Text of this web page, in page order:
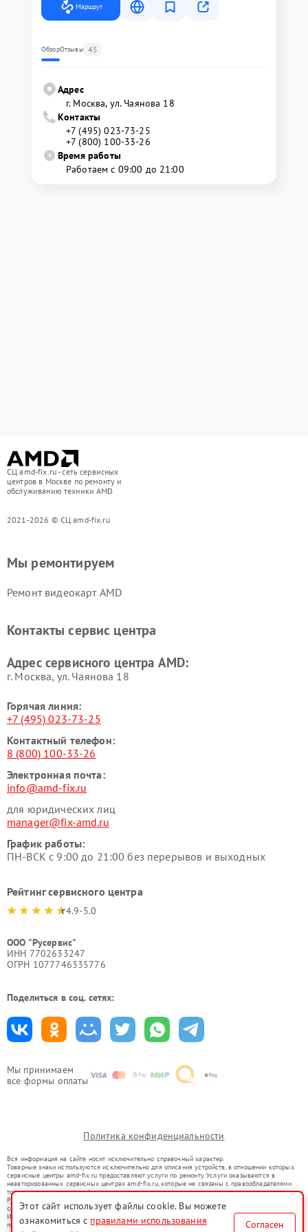
Маршрут
ОбзорОтзывы 45
Адрес
г. Москва, ул. Чаянова 18
Контакты
+7 (495) 023-73-25
+7 (800) 100-33-26
Время работы
Работаем с 09:00 до 21:00
СЦ amd-fix.ru - сеть сервисных
центров в Москве по ремонту и
обслуживанию техники AMD
2021-2026 © СЦ amd-fix.ru
Мы принимаем
все формы оплаты
Мы ремонтируем
Ремонт видеокарт AMD
Контакты сервис центра
Адрес сервисного центра AMD:
г. Москва, ул. Чаянова 18
Горячая линия:
+7 (495) 023-73-25
Контактный телефон:
8 (800) 100-33-26
Электронная почта:
info@amd-fix.ru
для юридических лиц
manager@fix-amd.ru
График работы:
ПН-ВСК с 9:00 до 21:00 без перерывов и выходных
Рейтинг сервисного центра
4.9-5.0
ООО "Русервис"
ИНН 7702633247
ОГРН 1077746335776
Поделиться в соц. сетях:
Политика конфиденциальности
Вся информация на сайте носит исключительно справочный характер.
Товарные знаки используются исключительно для описания устройств, в отношении которых
сервисные центры amd-fix.ru предоставляют услуги по ремонту. Услуги оказываются в
неавторизованных сервисных центрах amd-fix.ru, которые не связаны с правообладателями
товарных знаков или их официальными представителями.
Ремонт осуществляется для устройств, уже введенных в гражданский оборот в соответствии
со статьей 1487 ГК РФ.
Использование товарных знаков не преследует цели индивидуализации услуг или введения
потребителей в заблуждение, а служит для информирования о предоставляемых услугах по
Этот сайт использует файлы cookie. Вы можете
ознакомиться с правилами использования
Согласен